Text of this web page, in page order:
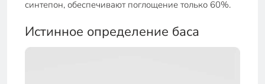
синтепон, обеспечивают поглощение только 60%.
Истинное определение баса